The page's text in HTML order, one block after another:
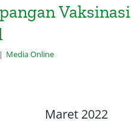
Vaksinasi
| Media Online
Maret 2022